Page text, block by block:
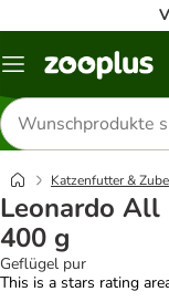
Menü
Produkte
suchen
Katzenfutter &
Leonardo All
400 g
Geflügel pur
This is a stars rating